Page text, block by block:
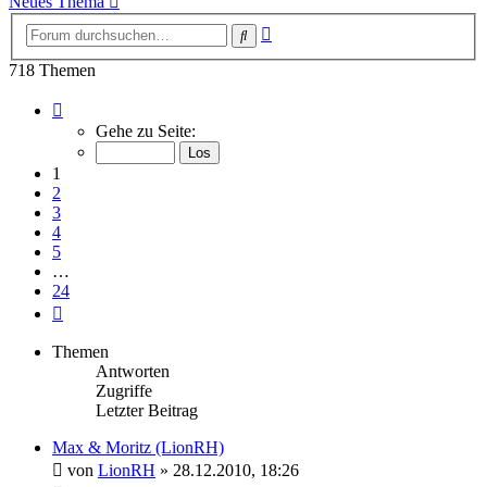
Suche
718 Themen
von
Gehe zu Seite:
1
2
3
4
5
…
24
Themen
Antworten
Zugriffe
Letzter Beitrag
Max & Moritz (LionRH)
von LionRH » 28.12.2010, 18:26